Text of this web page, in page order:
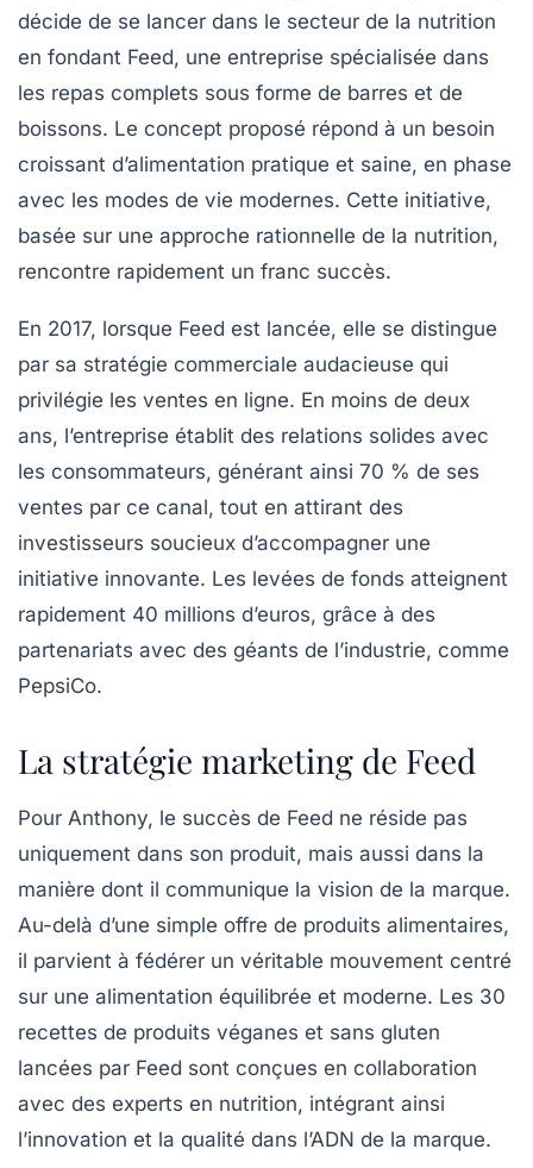
décide de se lancer dans le secteur de la nutrition
en fondant Feed, une entreprise spécialisée dans
les repas complets sous forme de barres et de
boissons. Le concept proposé répond à un besoin
croissant d’alimentation pratique et saine, en phase
avec les modes de vie modernes. Cette initiative,
basée sur une approche rationnelle de la nutrition,
rencontre rapidement un franc succès.
En 2017, lorsque Feed est lancée, elle se distingue
par sa stratégie commerciale audacieuse qui
privilégie les ventes en ligne. En moins de deux
ans, l’entreprise établit des relations solides avec
les consommateurs, générant ainsi 70 % de ses
ventes par ce canal, tout en attirant des
investisseurs soucieux d’accompagner une
initiative innovante. Les levées de fonds atteignent
rapidement 40 millions d’euros, grâce à des
partenariats avec des géants de l’industrie, comme
PepsiCo.
La stratégie marketing de Feed
Pour Anthony, le succès de Feed ne réside pas
uniquement dans son produit, mais aussi dans la
manière dont il communique la vision de la marque.
Au-delà d’une simple offre de produits alimentaires,
il parvient à fédérer un véritable mouvement centré
sur une alimentation équilibrée et moderne. Les 30
recettes de produits véganes et sans gluten
lancées par Feed sont conçues en collaboration
avec des experts en nutrition, intégrant ainsi
l’innovation et la qualité dans l’ADN de la marque.